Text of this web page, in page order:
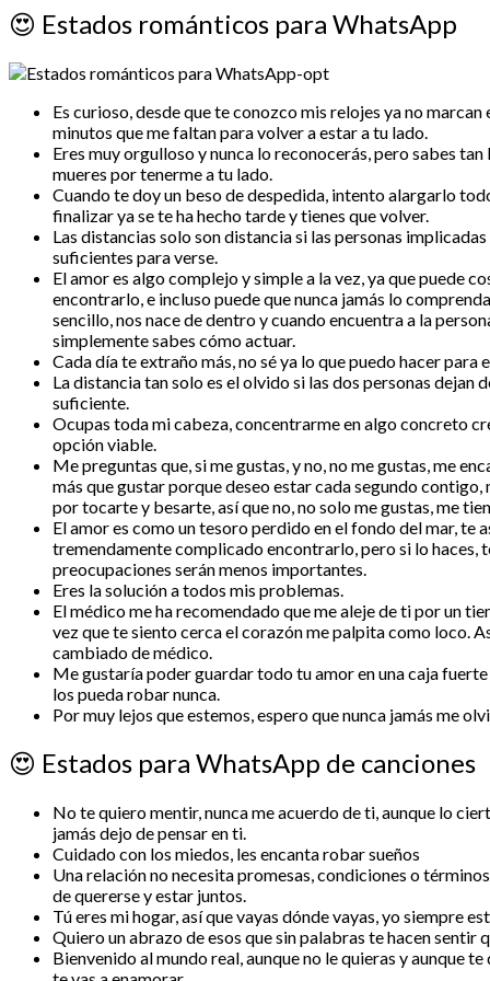
😍 Estados románticos para WhatsApp
Es curioso, desde que te conozco mis relojes ya no
minutos que me faltan para volver a estar a tu lado.
Eres muy orgulloso y nunca lo reconocerás, pero sabes
mueres por tenerme a tu lado.
Cuando te doy un beso de despedida, intento alargarlo
finalizar ya se te ha hecho tarde y tienes que volver.
Las distancias solo son distancia si las personas
suficientes para verse.
El amor es algo complejo y simple a la vez, ya que puede
encontrarlo, e incluso puede que nunca jamás lo
sencillo, nos nace de dentro y cuando encuentra a la
simplemente sabes cómo actuar.
Cada día te extraño más, no sé ya lo que puedo hacer para
La distancia tan solo es el olvido si las dos personas dejan
suficiente.
Ocupas toda mi cabeza, concentrarme en algo concreto
opción viable.
Me preguntas que, si me gustas, y no, no me gustas, me
más que gustar porque deseo estar cada segundo contigo,
por tocarte y besarte, así que no, no solo me gustas, me
El amor es como un tesoro perdido en el fondo del mar, te
tremendamente complicado encontrarlo, pero si lo haces,
preocupaciones serán menos importantes.
Eres la solución a todos mis problemas.
El médico me ha recomendado que me aleje de ti por un
vez que te siento cerca el corazón me palpita como loco.
cambiado de médico.
Me gustaría poder guardar todo tu amor en una caja fuerte
los pueda robar nunca.
Por muy lejos que estemos, espero que nunca jamás me
😍 Estados para WhatsApp de canciones
No te quiero mentir, nunca me acuerdo de ti, aunque lo
jamás dejo de pensar en ti.
Cuidado con los miedos, les encanta robar sueños
Una relación no necesita promesas, condiciones o
de quererse y estar juntos.
Tú eres mi hogar, así que vayas dónde vayas, yo siempre
Quiero un abrazo de esos que sin palabras te hacen sentir
Bienvenido al mundo real, aunque no le quieras y aunque te